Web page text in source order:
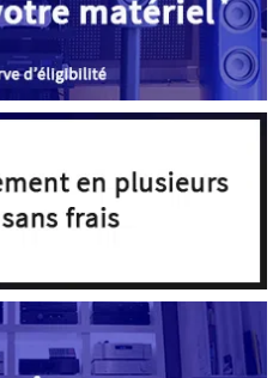
être
choisies
sur
la
produit